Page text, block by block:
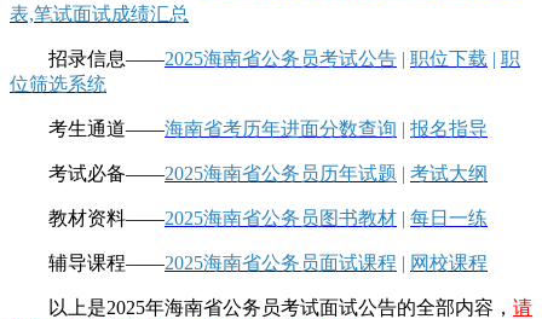
表,笔试面试成绩汇总
招录信息——2025海南省公务员考试公告 | 职位下载 | 职
位筛选系统
考生通道——海南省考历年进面分数查询 | 报名指导
考试必备——2025海南省公务员历年试题 | 考试大纲
教材资料——2025海南省公务员图书教材 | 每日一练
辅导课程——2025海南省公务员面试课程 | 网校课程
以上是2025年海南省公务员考试面试公告的全部内容， 请